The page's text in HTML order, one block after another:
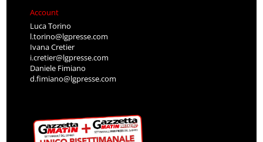
Account
Luca Torino
l.torino@lgpresse.com
Ivana Cretier
i.cretier@lgpresse.com
Daniele Fimiano
d.fimiano@lgpresse.com